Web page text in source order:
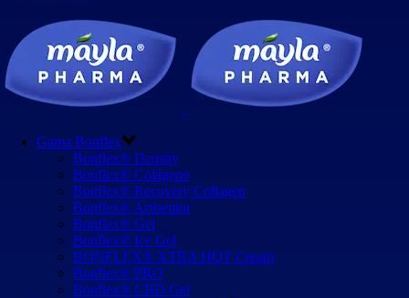
Gama Bonflex
Bonflex® Density
Bonflex® Colágeno
Bonflex® Recovery Collagen
Bonflex® Artisenior
Bonflex® Gel
Bonflex® Ice Gel
BONFLEX® XTRA HOT Cream
Bonflex® PRO
Bonflex® CBD Gel